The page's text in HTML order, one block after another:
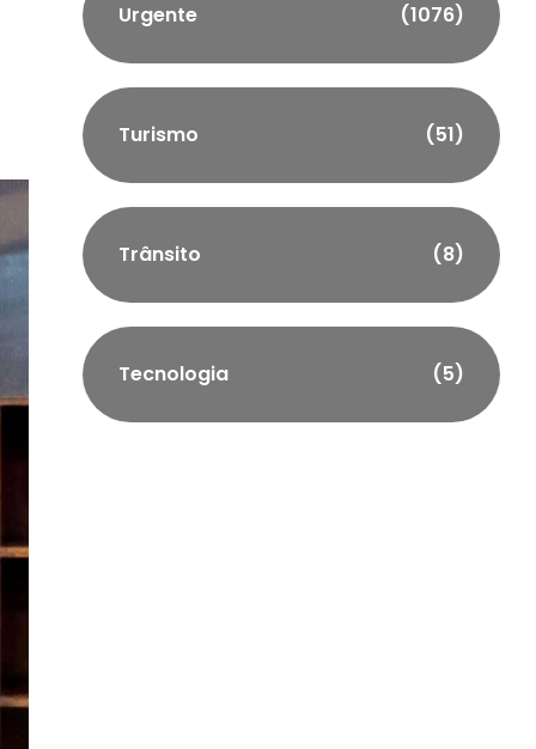
Urgente (1076)
Turismo (51)
Trânsito (8)
Tecnologia (5)